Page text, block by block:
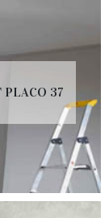
PLACO 37